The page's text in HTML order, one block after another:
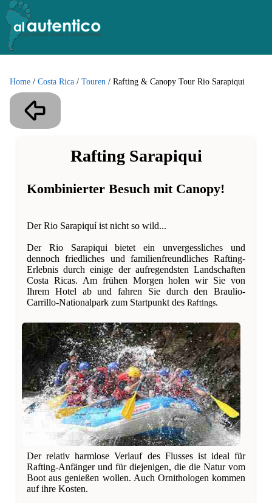
Home / Costa Rica / Touren / Rafting & Canopy Tour Rio Sarapiqui
Rafting Sarapiqui
Kombinierter Besuch mit Canopy!
Der Rio Sarapiquí ist nicht so wild...
Der Rio Sarapiqui bietet ein unvergessliches und
dennoch friedliches und familienfreundliches Rafting-
Erlebnis durch einige der aufregendsten Landschaften
Costa Ricas. Am frühen Morgen holen wir Sie von
Ihrem Hotel ab und fahren Sie durch den Braulio-
Carrillo-Nationalpark zum Startpunkt des Raftings.
Der relativ harmlose Verlauf des Flusses ist ideal für
Rafting-Anfänger und für diejenigen, die die Natur vom
Boot aus genießen wollen. Auch Ornithologen kommen
auf ihre Kosten.